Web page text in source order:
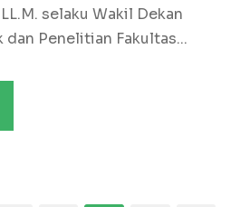
selaku Wakil Dekan
dan Penelitian Fakultas...